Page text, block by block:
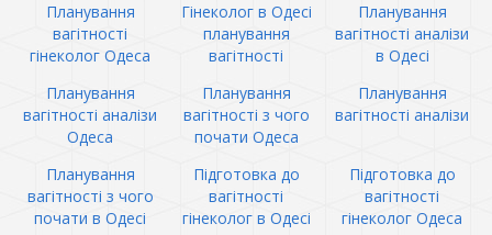
Планування
вагітності
гінеколог Одеса
Гінеколог в Одесі
планування
вагітності
Планування
вагітності аналізи
в Одесі
Планування
вагітності аналізи
Одеса
Планування
вагітності з чого
почати Одеса
Планування
вагітності аналізи
Планування
вагітності з чого
почати в Одесі
Підготовка до
вагітності
гінеколог в Одесі
Підготовка до
вагітності
гінеколог Одеса